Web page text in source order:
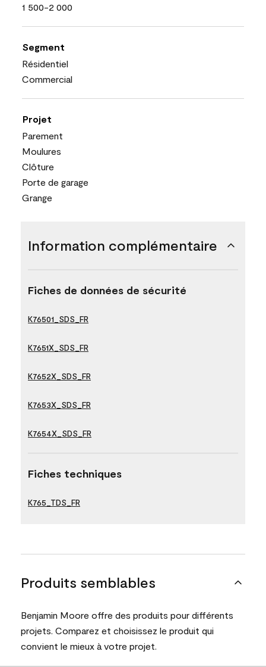
1 500-2 000
Segment
Résidentiel
Commercial
Projet
Parement
Moulures
Clôture
Porte de garage
Grange
Information complémentaire
Fiches de données de sécurité
K76501_SDS_FR
K7651X_SDS_FR
K7652X_SDS_FR
K7653X_SDS_FR
K7654X_SDS_FR
Fiches techniques
K765_TDS_FR
Produits semblables
Benjamin Moore offre des produits pour différents
projets. Comparez et choisissez le produit qui
convient le mieux à votre projet.